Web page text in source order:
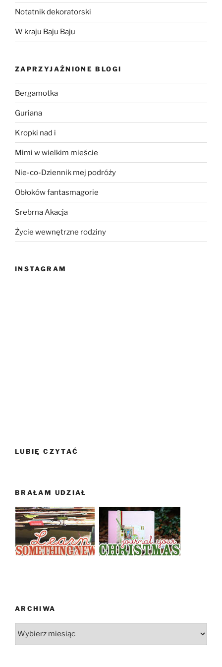
Notatnik dekoratorski
W kraju Baju Baju
ZAPRZYJAŹNIONE BLOGI
Bergamotka
Guriana
Kropki nad i
Mimi w wielkim mieście
Nie-co-Dziennik mej podróży
Obłoków fantasmagorie
Srebrna Akacja
Życie wewnętrzne rodziny
INSTAGRAM
LUBIĘ CZYTAĆ
BRAŁAM UDZIAŁ
ARCHIWA